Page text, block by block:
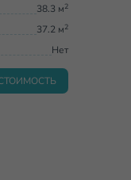
38.3 м2
37.2 м2
Нет